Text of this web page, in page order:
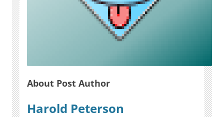
About Post Author
Harold Peterson